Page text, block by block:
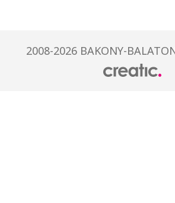
2008-2026 BAKONY-